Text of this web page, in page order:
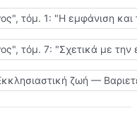
τόμ. 1: "Η εμφάνιση
τόμ. 7: "Σχετικά με την
ζωή —